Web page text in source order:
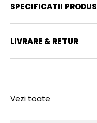
SPECIFICATII PRODUS
LIVRARE & RETUR
Vezi toate